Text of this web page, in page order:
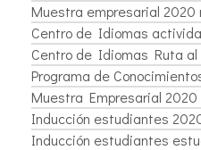
Muestra empresarial 2020
Centro de Idiomas
Centro de Idiomas Ruta al
Programa de
Muestra Empresarial 2020
Inducción estudiantes
Inducción estudiantes